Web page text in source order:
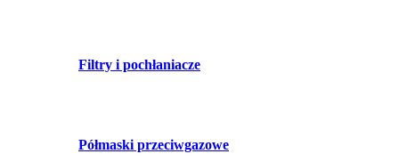
Filtry i pochłaniacze
Półmaski przeciwgazowe